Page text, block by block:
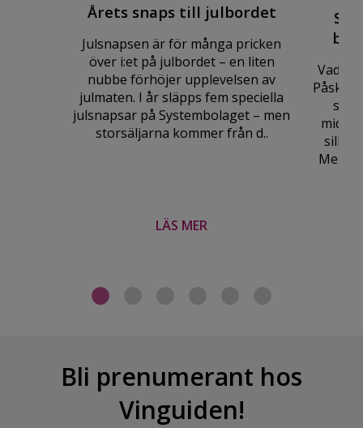
Årets snaps till julbordet
Julsnapsen är för många pricken
över i:et på julbordet – en liten
nubbe förhöjer upplevelsen av
julmaten. I år släpps fem speciella
julsnapsar på Systembolaget – men
storsäljarna kommer från d..
LÄS MER
Vad
Påsk,
sillen
Men
Bli prenumerant hos
Vinguiden!